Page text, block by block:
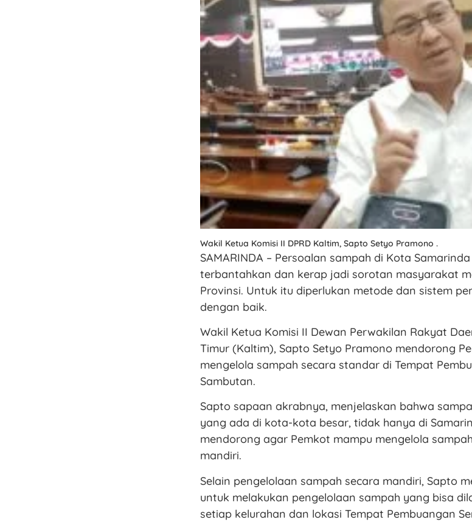
Wakil Ketua Komisi II DPRD Kaltim, Sapto Setyo Pramono .
SAMARINDA – Persoalan sampah di Kota
terbantahkan dan kerap jadi sorotan masyarakat
Provinsi. Untuk itu diperlukan metode dan sistem
dengan baik.
Wakil Ketua Komisi II Dewan Perwakilan Rakyat
Timur (Kaltim), Sapto Setyo Pramono mendorong
mengelola sampah secara standar di Tempat
Sambutan.
Sapto sapaan akrabnya, menjelaskan bahwa
yang ada di kota-kota besar, tidak hanya di
mendorong agar Pemkot mampu mengelola
mandiri.
Selain pengelolaan sampah secara mandiri, Sapto
untuk melakukan pengelolaan sampah yang bisa
setiap kelurahan dan lokasi Tempat Pembuangan